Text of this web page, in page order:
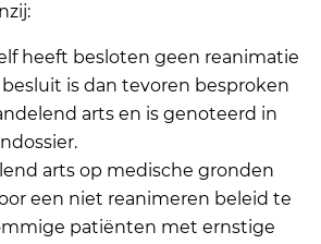
heeft besloten geen reanimatie
is dan tevoren besproken
arts en is genoteerd in
arts op medische gronden
een niet reanimeren beleid te
patiënten met ernstige